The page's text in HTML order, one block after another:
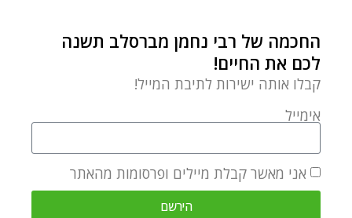
החכמה של רבי נחמן מברסלב תשנה
לכם את החיים!
קבלו אותה ישירות לתיבת המייל!
אימייל
אני מאשר קבלת מיילים ופרסומות מהאתר
הירשם